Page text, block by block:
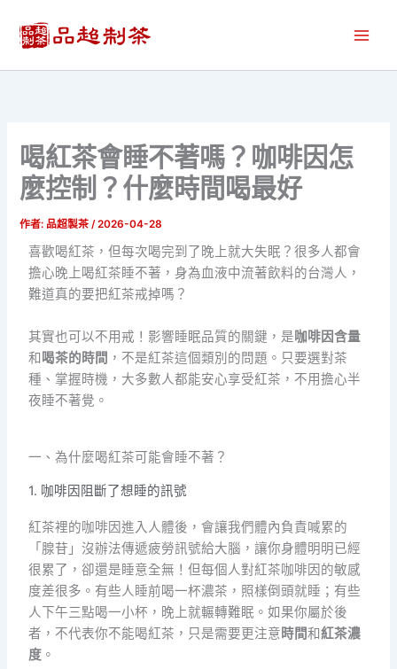
要
喝紅茶會睡不著嗎？咖啡因怎
麼控制？什麼時間喝最好
作者: 品超製茶/2026-04-28
喜歡喝紅茶，但每次喝完到了晚上就大失眠？很多人都會
擔心晚上喝紅茶睡不著，身為血液中流著飲料的台灣人，
難道真的要把紅茶戒掉嗎？
其實也可以不用戒！影響睡眠品質的關鍵，是咖啡因含量
和 喝茶的時間 ，不是紅茶這個類別的問題。只要選對茶
種、掌握時機，大多數人都能安心享受紅茶，不用擔心半
夜睡不著覺。
一、為什麼喝紅茶可能會睡不著？
1. 咖啡因阻斷了想睡的訊號
紅茶裡的咖啡因進入人體後，會讓我們體內負責喊累的
「腺苷」沒辦法傳遞疲勞訊號給大腦，讓你身體明明已經
很累了，卻還是睡意全無！但每個人對紅茶咖啡因的敏感
度差很多。有些人睡前喝一杯濃茶，照樣倒頭就睡；有些
人下午三點喝一小杯，晚上就輾轉難眠。如果你屬於後
者，不代表你不能喝紅茶，只是需要更注意時間和紅茶濃
度 。